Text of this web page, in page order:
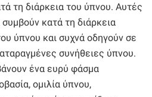
τη διάρκεια του ύπνου. Αυτές
κατά τη διάρκεια
ύπνου και συχνά οδηγούν σε
συνήθειες ύπνου.
ένα ευρύ φάσμα
ομιλία ύπνου,